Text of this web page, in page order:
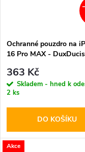
Ochranné pouzdro na
16 Pro MAX -
Black
363 Kč
Skladem - hned k
2 ks
DO KOŠÍKU
Akce